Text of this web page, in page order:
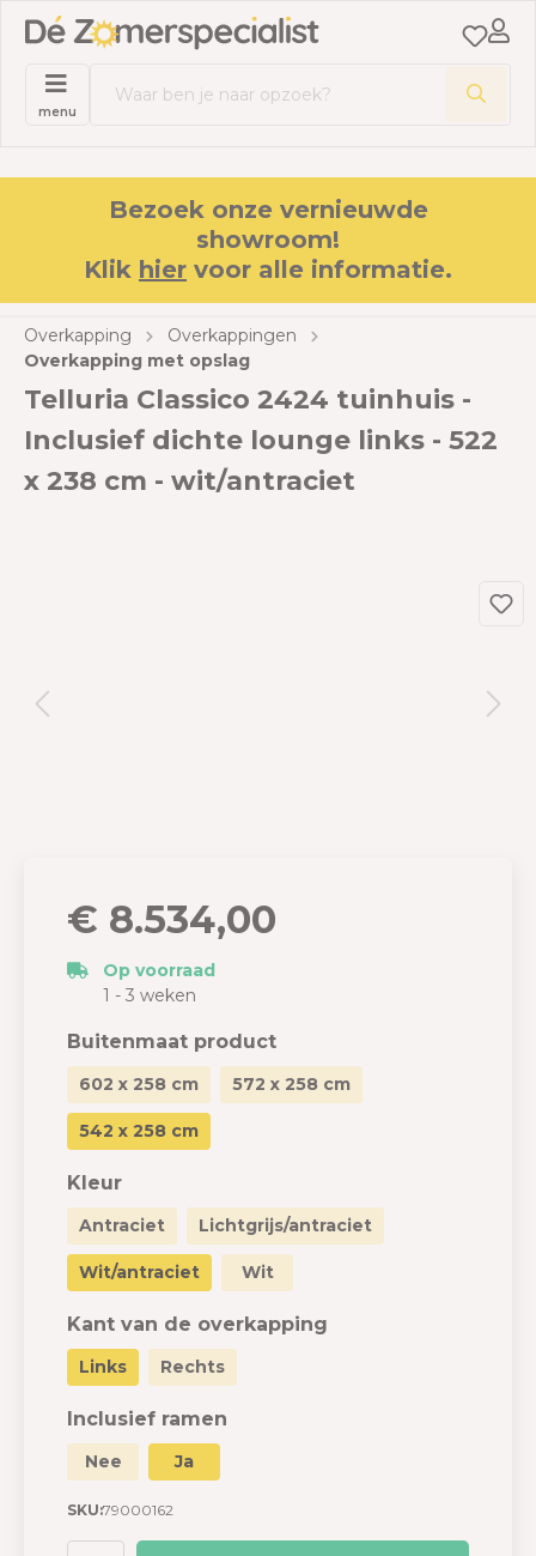
menu
Bezoek onze vernieuwde
showroom!
Klik hier voor alle informatie.
Overkapping
Overkappingen
Overkapping met opslag
Telluria Classico 2424 tuinhuis -
Inclusief dichte lounge links - 522
x 238 cm - wit/antraciet
€ 8.534,00
Op voorraad
1 - 3 weken
Buitenmaat product
602 x 258 cm 572 x 258 cm
542 x 258 cm
Kleur
Antraciet Lichtgrijs/antraciet
Wit/antraciet Wit
Kant van de overkapping
Links Rechts
Inclusief ramen
Nee Ja
SKU:79000162